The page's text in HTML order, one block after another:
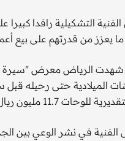
التشكيلية رافدا كبيرا
يعزز من قدرتهم على بيع
الميلادية حتى رحيله
11.7 مليون ريال.
في نشر الوعي بين